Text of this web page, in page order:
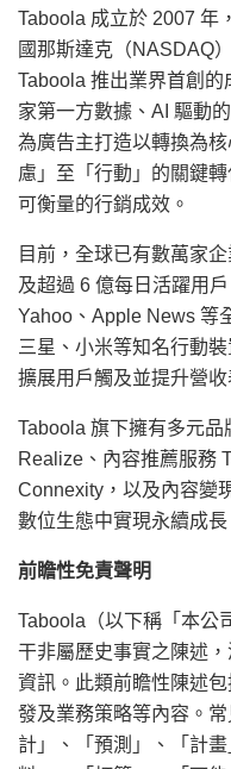
Taboola 成立於 2007 年
國那斯達克（NASDAQ
Taboola 推出業界首創
家第一方數據、AI 驅動
為廣告主打造以轉換為
慮」至「行動」的關鍵
可衡量的行銷成效。
目前，全球已有數萬家
及超過 6 億每日活躍用
Yahoo、Apple News 等
三星、小米等知名行動
擴展用戶觸及並提升營收
Taboola 旗下擁有多元
Realize、內容推薦服務
Connexity，以及內容變
數位生態中實現永續成長
前瞻性免責聲明
Taboola（以下稱「本公
干非屬歷史事實之陳述
資訊。此類前瞻性陳述
發及業務策略等內容。
計」、「預測」、「計